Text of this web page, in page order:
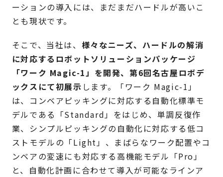
ーションの導入には、まだまだハードルが高いこ
とも現状です。
そこで、当社は、 様々なニーズ、ハードルの解消
に対応するロボットソリューションパッケージ
「ワーク Magic-1」を開発、第6回名古屋ロボデ
ックスにて初展示 します。「ワーク Magic-1」
は、コンベアピッキングに対応する自動化標準モ
デルである「Standard」をはじめ、単調反復作
業、シンプルピッキングの自動化に対応する低コ
ストモデルの「Light」、まばらなワーク配置やコ
ンベアの変速にも対応する高機能モデル「Pro」
と、自動化計画に合わせて導入が可能なラインア